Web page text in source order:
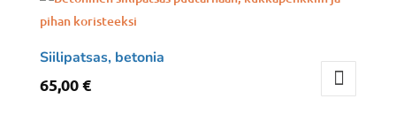
Siilipatsas, betonia
65,00€